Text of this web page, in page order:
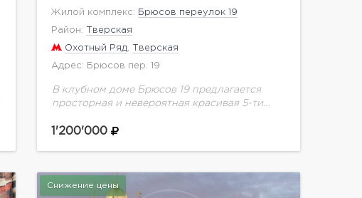
Жилой комплекс: Брюсов переулок 19
Район: Тверская
Охотный Ряд Тверская
Адрес: Брюсов пер. 19
В клубном доме Брюсов 19 предлагается
просторная и невероятная красивая 5-ти
Выполнен качественный ремонт по
1'200'000
Снижение цены